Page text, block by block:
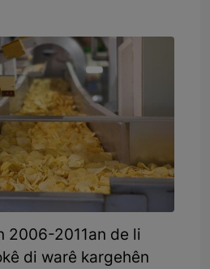
2006-2011an de li
di warê kargehên